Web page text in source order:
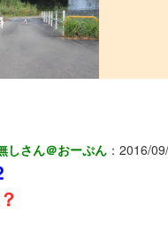
しさん＠おーぷん ： 2016/